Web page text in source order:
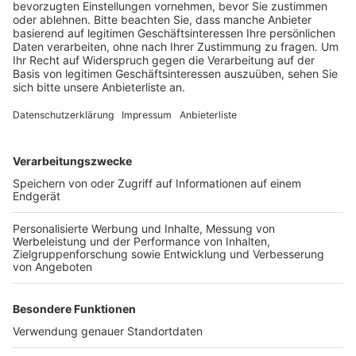
Anzeige
Dort soll er der Kassiererin von hinten ein Messer an
den Hals gehalten und Geld gefordert haben. Die Frau
Angeklagte aus der geöffneten Kassenlade Geldrollen
mit, heißt es in der Anklage. Der polizeibekannte Mann
war kurz nach dem Überfall festgenommen worden.
Für den Prozess sind vier Verhandlungstage bis bis
Ende der Woche vorgesehen.
Anzeige